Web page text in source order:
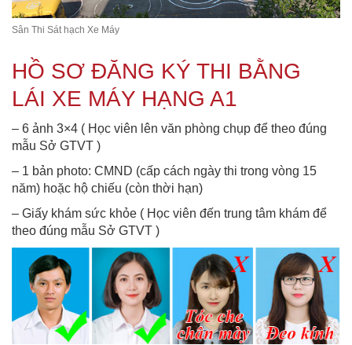
Sân Thi Sát hạch Xe Máy
HỒ SƠ ĐĂNG KÝ THI BẰNG
LÁI XE MÁY HẠNG A1
– 6 ảnh 3×4 ( Học viên lên văn phòng chụp để theo đúng
mẫu Sở GTVT )
– 1 bản photo: CMND (cấp cách ngày thi trong vòng 15
năm) hoặc hộ chiếu (còn thời hạn)
– Giấy khám sức khỏe ( Học viên đến trung tâm khám để
theo đúng mẫu Sở GTVT )